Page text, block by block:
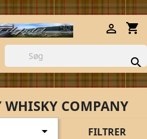
shopping_cart


COMPANY
 FILTRER